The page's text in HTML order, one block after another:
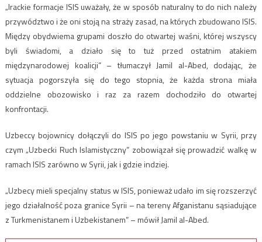
„Irackie formacje ISIS uważały, że w sposób naturalny to do nich należy
przywództwo i że oni stoją na straży zasad, na których zbudowano ISIS.
Między obydwiema grupami doszło do otwartej waśni, której wszyscy
byli świadomi, a działo się to tuż przed ostatnim atakiem
międzynarodowej koalicji” – tłumaczył Jamil al-Abed, dodając, że
sytuacja pogorszyła się do tego stopnia, że ​​każda strona miała
oddzielne obozowisko i raz za razem dochodziło do otwartej
konfrontacji.
Uzbeccy bojownicy dołączyli do ISIS po jego powstaniu w Syrii, przy
czym „Uzbecki Ruch Islamistyczny” zobowiązał się prowadzić walkę w
ramach ISIS zarówno w Syrii, jak i gdzie indziej.
„Uzbecy mieli specjalny status w ISIS, ponieważ udało im się rozszerzyć
jego działalność poza granice Syrii – na tereny Afganistanu sąsiadujące
z Turkmenistanem i Uzbekistanem” – mówił Jamil al-Abed.